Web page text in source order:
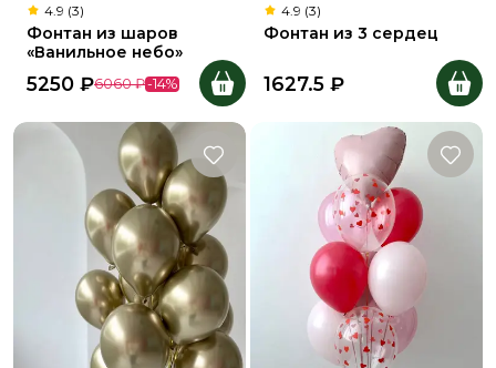
4.9 (3)
Фонтан из шаров
«Ванильное небо»
5250 ₽6060 ₽-14%
4.9 (3)
Фонтан из 3 сердец
1627.5 ₽